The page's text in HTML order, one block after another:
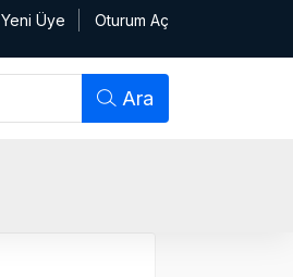
Yeni Üye Oturum Aç
Ara